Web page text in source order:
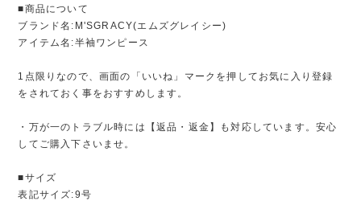
■商品について
ブランド名:M'SGRACY(エムズグレイシー)
アイテム名:半袖ワンピース
1点限りなので、画面の「いいね」マークを押してお気に入り登録
をされておく事をおすすめします。
・万が一のトラブル時には【返品・返金】も対応しています。安心
してご購入下さいませ。
■サイズ
表記サイズ:9号